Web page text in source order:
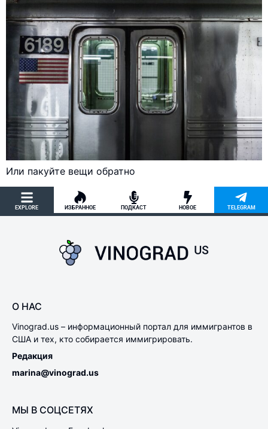
Или пакуйте вещи обратно
EXPLORE ИЗБРАННОЕ ПОДКАСТ НОВОЕ TELEGRAM
О НАС
Vinograd.us – информационный портал для иммигрантов в
США и тех, кто собирается иммигрировать.
Редакция
marina@vinograd.us
МЫ В СОЦСЕТЯХ